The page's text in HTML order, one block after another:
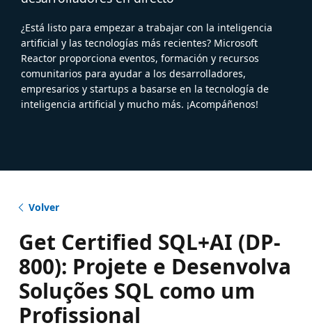
¿Está listo para empezar a trabajar con la inteligencia
artificial y las tecnologías más recientes? Microsoft
Reactor proporciona eventos, formación y recursos
comunitarios para ayudar a los desarrolladores,
empresarios y startups a basarse en la tecnología de
inteligencia artificial y mucho más. ¡Acompáñenos!
Volver
Get Certified SQL+AI (DP-
800): Projete e Desenvolva
Soluções SQL como um
Profissional